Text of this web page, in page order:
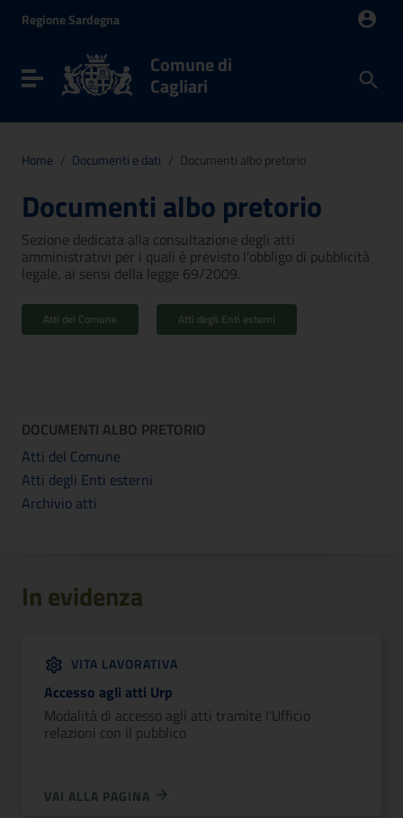
Vai al menu di navigazione
RegioneSardegna
Toggle navigation Comune di
Cagliari
Home / Documenti e dati / Documenti albo pretorio
Documenti albo pretorio
Sezione dedicata alla consultazione degli atti
amministrativi per i quali è previsto l'obbligo di pubblicità
legale, ai sensi della legge 69/2009.
Atti del Comune Atti degli Enti esterni
DOCUMENTI ALBO PRETORIO
Atti del Comune
Atti degli Enti esterni
Archivio atti
In evidenza
VITA LAVORATIVA
Accesso agli atti Urp
Modalità di accesso agli atti tramite l'Ufficio
relazioni con il pubblico
VAI ALLA PAGINA